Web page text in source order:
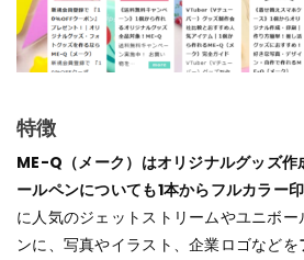
特徴
ME-Q（メーク）はオリジナルグッズ作
ールペンについても1本からフルカラー
に人気のジェットストリームやユニボ
ンに、写真やイラスト、企業ロゴなどを